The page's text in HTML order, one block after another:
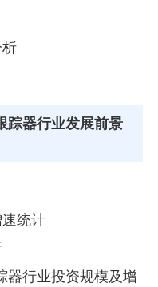
器行业发展前景
统计
行业投资规模及增